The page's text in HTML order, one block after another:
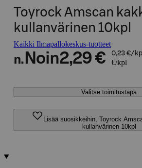
Toyrock Amscan
kullanvärinen 10kpl
Kaikki Ilmapallokeskus-tuotteet
n. Noin2,29 € 0,23 €/kpl
€/kpl
Valitse toimitustapa
Lisää suosikkeihin, Toyrock
kullanvärinen 10kpl